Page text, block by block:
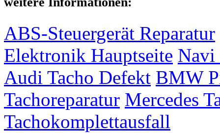
ABS-Steuergerät Reparatur
Elektronik Hauptseite Navi
Audi Tacho Defekt BMW
Tachoreparatur Mercedes
Tachokomplettausfall